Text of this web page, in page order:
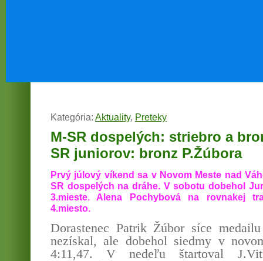
Kategória: Aktuality, Preteky
M-SR dospelých: striebro a
SR juniorov: bronz P.Žúbora
Prvý júlový víkend sa v Novom Meste nad
SR dospelých na dráhe. V sobotu dobehol
3.mieste. Alena Pochybová na rovnakej
4.miesto.
Dorastenec Patrik Žúbor síce
nezískal, ale dobehol siedmy v
4:11,47. V nedeľu štartoval